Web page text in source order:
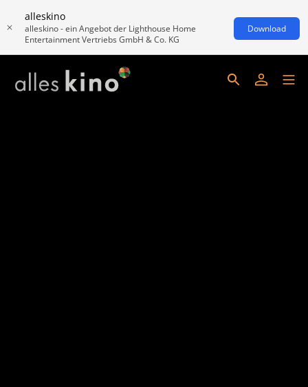
alleskino
alleskino - ein Angebot der Lighthouse Home
Entertainment Vertriebs GmbH & Co. KG
Download